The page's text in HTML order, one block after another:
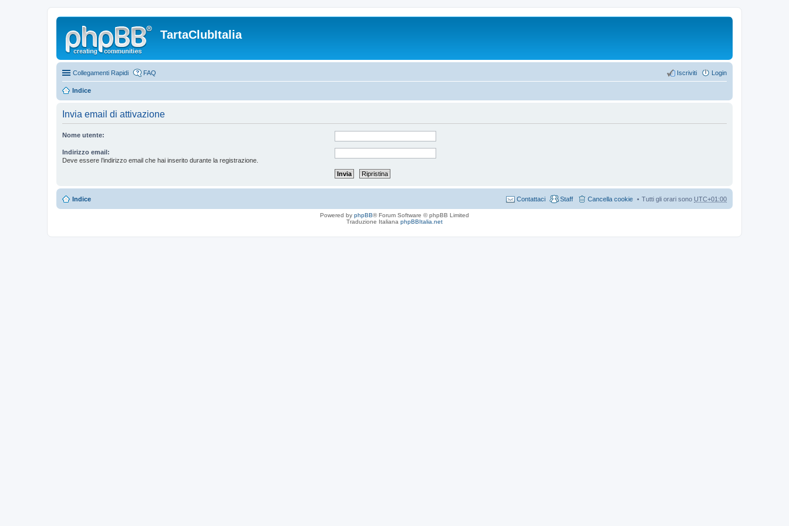
TartaClubItalia
Collegamenti Rapidi FAQ Login
Iscriviti
Indice
Invia email di attivazione
Nome utente:
Indirizzo email:
Deve essere l’indirizzo email che hai inserito durante la registrazione.
Indice Tutti gli orari sono UTC+01:00
Cancella cookie
Staff
Contattaci
Powered by phpBB® Forum Software © phpBB Limited
Traduzione Italiana phpBBItalia.net